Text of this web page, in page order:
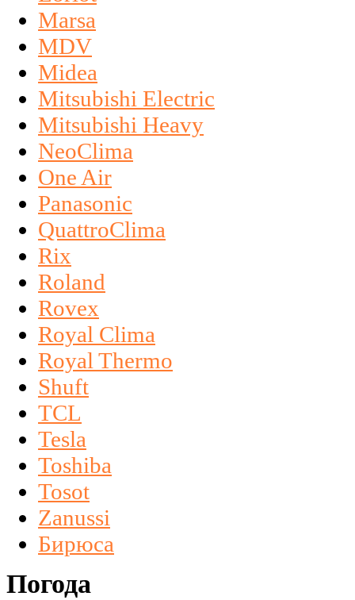
Marsa
MDV
Midea
Mitsubishi Electric
Mitsubishi Heavy
NeoClima
One Air
Panasonic
QuattroClima
Rix
Roland
Rovex
Royal Clima
Royal Thermo
Shuft
TCL
Tesla
Toshiba
Tosot
Zanussi
Бирюса
Погода